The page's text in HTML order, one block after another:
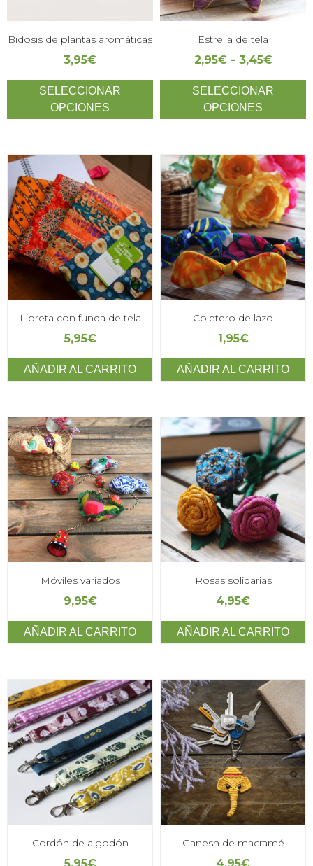
Bidosis de plantas aromáticas
3,95€
SELECCIONAR
OPCIONES
Estrella de tela
2,95€ - 3,45€
SELECCIONAR
OPCIONES
Libreta con funda de tela
5,95€
AÑADIR AL CARRITO
Coletero de lazo
1,95€
AÑADIR AL CARRITO
Móviles variados
9,95€
AÑADIR AL CARRITO
Rosas solidarias
4,95€
AÑADIR AL CARRITO
Cordón de algodón
5,95€
Ganesh de macramé
4,95€